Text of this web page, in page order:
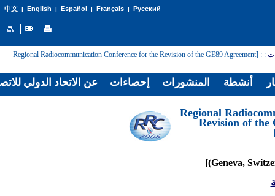
中文| English | Español | Français| Русский
:
: [Regional Radiocommunication Conference for the Revision of the GE89 Agreement
[Regional
Revision of the
عن الاتحاد الدولي إحصاءات المنشورات أنشطة